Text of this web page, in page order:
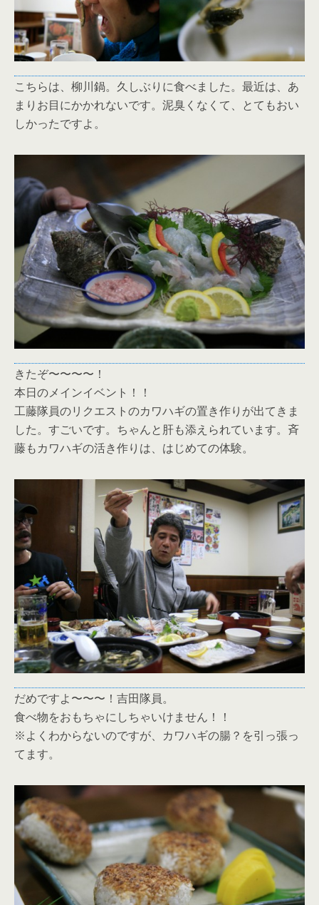
こちらは、柳川鍋。久しぶりに食べました。最近は、あ
まりお目にかかれないです。泥臭くなくて、とてもおい
しかったですよ。
きたぞ〜〜〜〜！
本日のメインイベント！！
工藤隊員のリクエストのカワハギの置き作りが出てきま
した。すごいです。ちゃんと肝も添えられています。斉
藤もカワハギの活き作りは、はじめての体験。
だめですよ〜〜〜！吉田隊員。
食べ物をおもちゃにしちゃいけません！！
※よくわからないのですが、カワハギの腸？を引っ張っ
てます。